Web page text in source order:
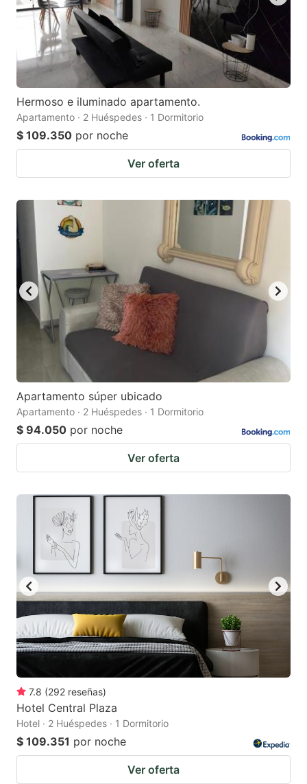
Hermoso e iluminado apartamento.
Apartamento · 2 Huéspedes · 1 Dormitorio
$ 109.350 por noche
Ver oferta
Apartamento súper ubicado
Apartamento · 2 Huéspedes · 1 Dormitorio
$ 94.050 por noche
Ver oferta
7.8 (292 reseñas)
Hotel Central Plaza
Hotel · 2 Huéspedes · 1 Dormitorio
$ 109.351 por noche
Ver oferta